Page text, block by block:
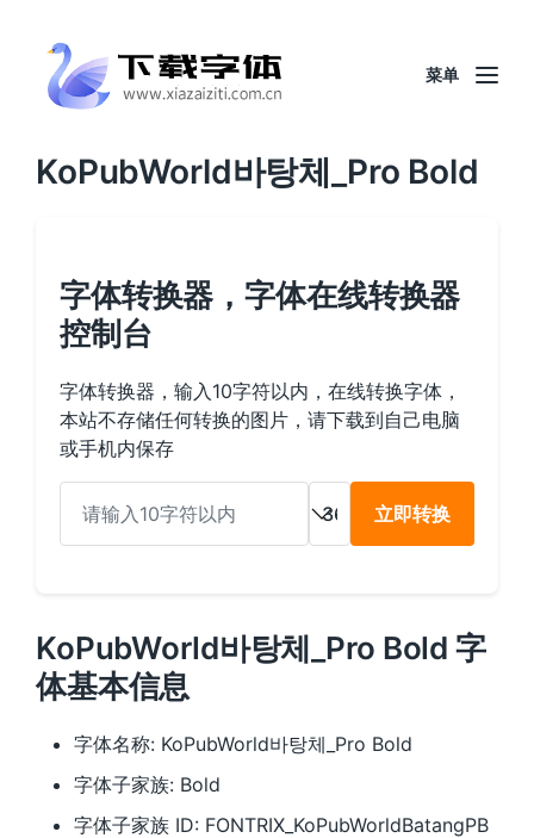
菜单
KoPubWorld바탕체_Pro Bold
字体转换器，字体在线转换器
控制台
字体转换器，输入10字符以内，在线转换字体，
本站不存储任何转换的图片，请下载到自己电脑
或手机内保存
立即转换
KoPubWorld바탕체_Pro Bold 字
体基本信息
字体名称: KoPubWorld바탕체_Pro Bold
字体子家族: Bold
字体子家族 ID: FONTRIX_KoPubWorldBatangPB